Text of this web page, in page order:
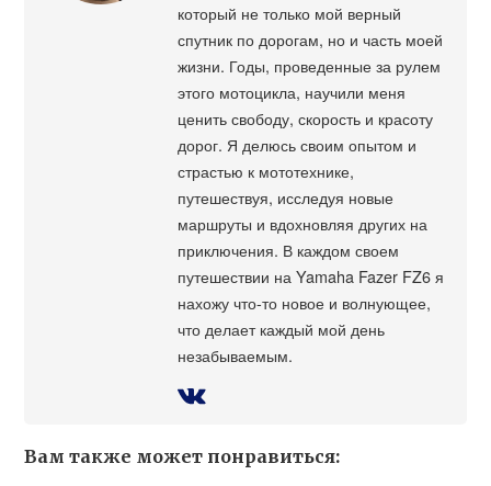
который не только мой верный
спутник по дорогам, но и часть моей
жизни. Годы, проведенные за рулем
этого мотоцикла, научили меня
ценить свободу, скорость и красоту
дорог. Я делюсь своим опытом и
страстью к мототехнике,
путешествуя, исследуя новые
маршруты и вдохновляя других на
приключения. В каждом своем
путешествии на Yamaha Fazer FZ6 я
нахожу что-то новое и волнующее,
что делает каждый мой день
незабываемым.
Вам также может понравиться: